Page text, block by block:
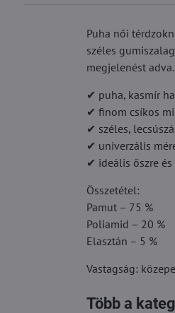
Puha női
széles
megjelenést adva.
✔ puha, kasmír
✔ finom csíkos
✔ széles,
✔ univerzális
✔ ideális őszre
Összetétel:
Pamut – 75 %
Poliamid – 20 %
Elasztán – 5 %
Vastagság:
Több a